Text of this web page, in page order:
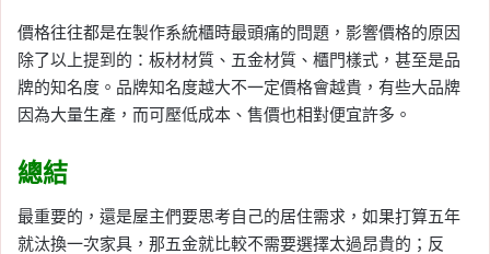
價格往往都是在製作系統櫃時最頭痛的問題，影響價格的原因
除了以上提到的：板材材質、五金材質、櫃門樣式，甚至是品
牌的知名度。品牌知名度越大不一定價格會越貴，有些大品牌
因為大量生產，而可壓低成本、售價也相對便宜許多。
總結
最重要的，還是屋主們要思考自己的居住需求，如果打算五年
就汰換一次家具，那五金就比較不需要選擇太過昂貴的；反